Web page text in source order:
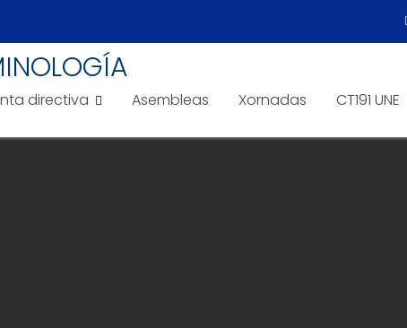
directiva Asembleas Xornadas CT191 UNE